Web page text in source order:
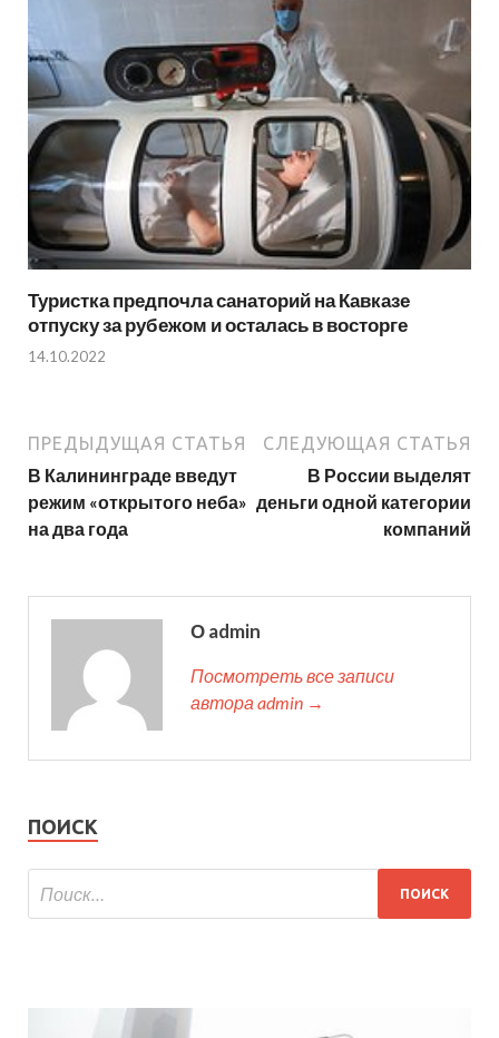
Туристка предпочла санаторий на Кавказе
отпуску за рубежом и осталась в восторге
14.10.2022
ПРЕДЫДУЩАЯ СТАТЬЯ
В Калининграде введут
режим «открытого неба»
на два года
СЛЕДУЮЩАЯ СТАТЬЯ
В России выделят
деньги одной категории
компаний
О admin
Посмотреть все записи
автора admin →
ПОИСК